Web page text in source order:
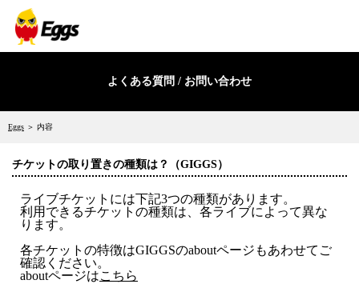
よくある質問 / お問い合わせ
Eggs ＞ 内容
チケットの取り置きの種類は？（GIGGS）
ライブチケットには下記3つの種類があります。
利用できるチケットの種類は、各ライブによって異な
ります。
各チケットの特徴はGIGGSのaboutページもあわせてご
確認ください。
aboutページはこちら